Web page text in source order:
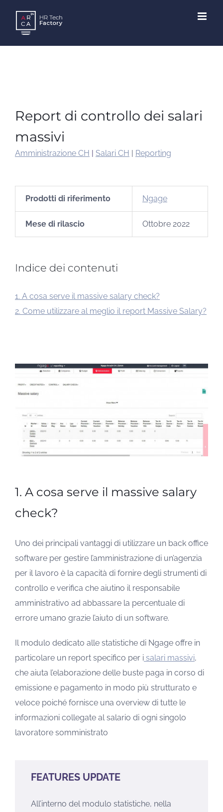
content
Report di controllo dei salari
massivi
Amministrazione CH | Salari CH | Reporting
Prodotti di riferimento Ngage
Mese di rilascio Ottobre 2022
Indice dei contenuti
1. A cosa serve il massive salary check?
2. Come utilizzare al meglio il report Massive Salary?
1. A cosa serve il massive salary
check?
Uno dei principali vantaggi di utilizzare un back office
software per gestire l’amministrazione di un’agenzia
per il lavoro è la capacità di fornire degli strumenti di
controllo e verifica che aiutino il responsabile
amministrativo ad abbassare la percentuale di
errore umano grazie l’aiuto di un software.
Il modulo dedicato alle statistiche di Ngage offre in
particolare un report specifico per isalari massivi,
che aiuta l’elaborazione delle buste paga in corso di
emissione e pagamento in modo più strutturato e
veloce poiché fornisce una overview di tutte le
informazioni collegate al salario di ogni singolo
lavoratore somministrato
FEATURES UPDATE
All’interno del modulo statistiche, nella